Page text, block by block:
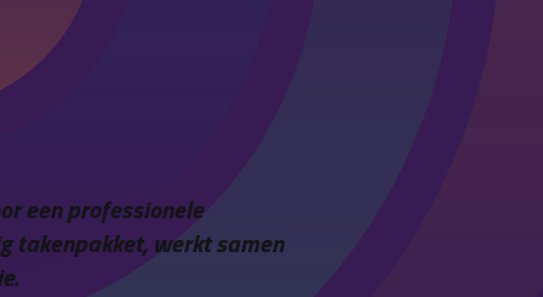
een professionele
takenpakket, werkt samen